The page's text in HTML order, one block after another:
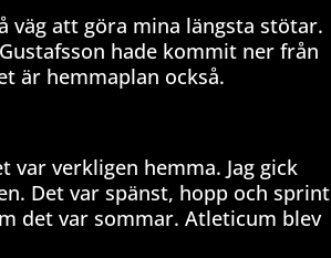
väg att göra mina längsta stötar.
hade kommit ner från
är hemmaplan också.
var verkligen hemma. Jag gick
Det var spänst, hopp och sprint
det var sommar. Atleticum blev